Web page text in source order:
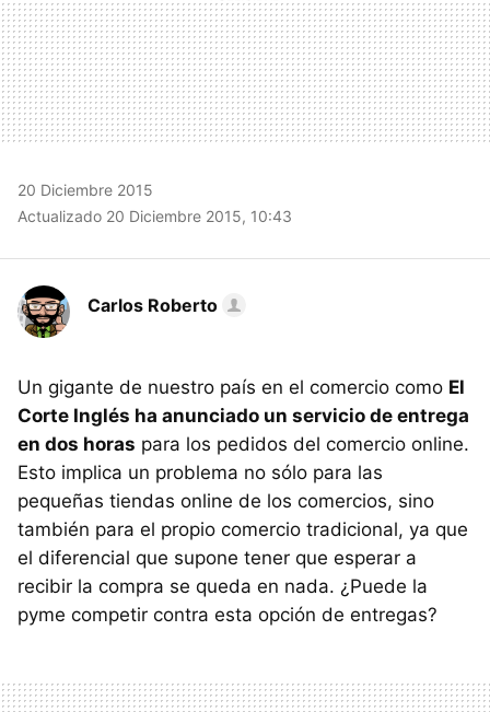
20 Diciembre 2015
Actualizado 20 Diciembre 2015, 10:43
Carlos Roberto
Un gigante de nuestro país en el comercio como El
Corte Inglés ha anunciado un servicio de entrega
en dos horas para los pedidos del comercio online.
Esto implica un problema no sólo para las
pequeñas tiendas online de los comercios, sino
también para el propio comercio tradicional, ya que
el diferencial que supone tener que esperar a
recibir la compra se queda en nada. ¿Puede la
pyme competir contra esta opción de entregas?